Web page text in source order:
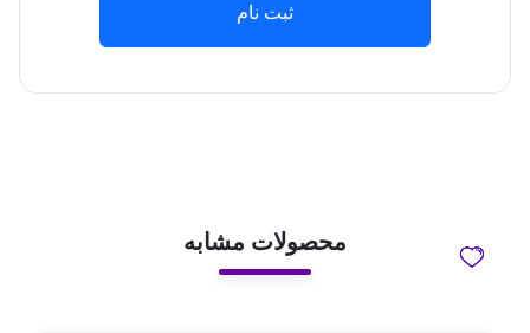
ثبت نام
محصولات مشابه